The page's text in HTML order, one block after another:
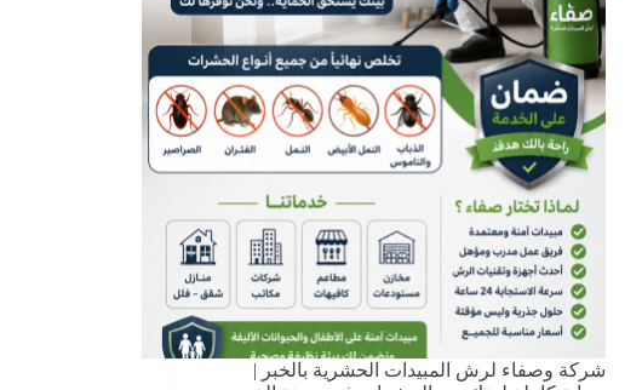
شركة وصفاء لرش المبيدات الحشرية بالخبر |